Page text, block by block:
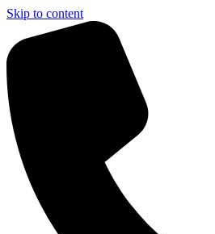
Skip to content